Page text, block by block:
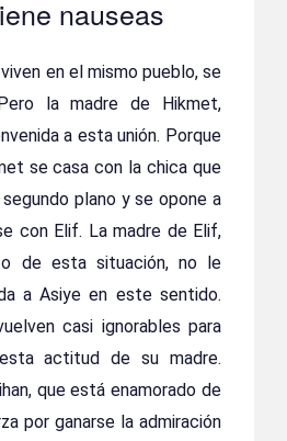
nauseas
en el mismo pueblo, se
la madre de Hikmet,
a esta unión. Porque
se casa con la chica que
plano y se opone a
con Elif. La madre de Elif,
de esta situación, no le
a Asiye en este sentido.
casi ignorables para
actitud de su madre.
que está enamorado de
por ganarse la admiración